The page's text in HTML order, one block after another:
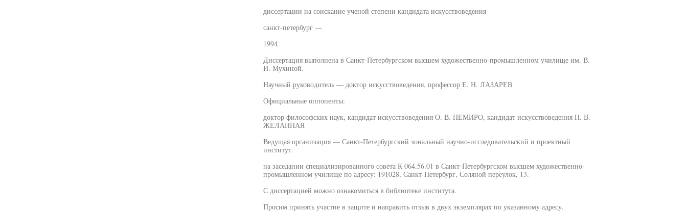
диссертации на соискание ученой степени кандидата искусствоведения
санкт-петербург —
1994
Диссертация выполнена в Санкт-Петербургском высшем художественно-промышленном училище им. В.
И. Мухиной.
Научный руководитель — доктор искусствоведения, профессор Е. Н. ЛАЗАРЕВ
Официальные оппопенты:
доктор философских наук, кандидат искусствоведения О. В. НЕМИРО, кандидат искусствоведения Н. В.
ЖЕЛАННАЯ
Ведущая организация — Санкт-Петербургский зональный научно-исследовательский и проектный
институт.
на заседании специализированного совета К 064.56.01 в Санкт-Петербургском высшем художественно-
промышленном училище по адресу: 191028, Санкт-Петербург, Соляной переулок, 13.
С диссертацией можно ознакомиться в библиотеке института.
Просим принять участие в защите и направить отзыв в двух экземплярах по указанному адресу.